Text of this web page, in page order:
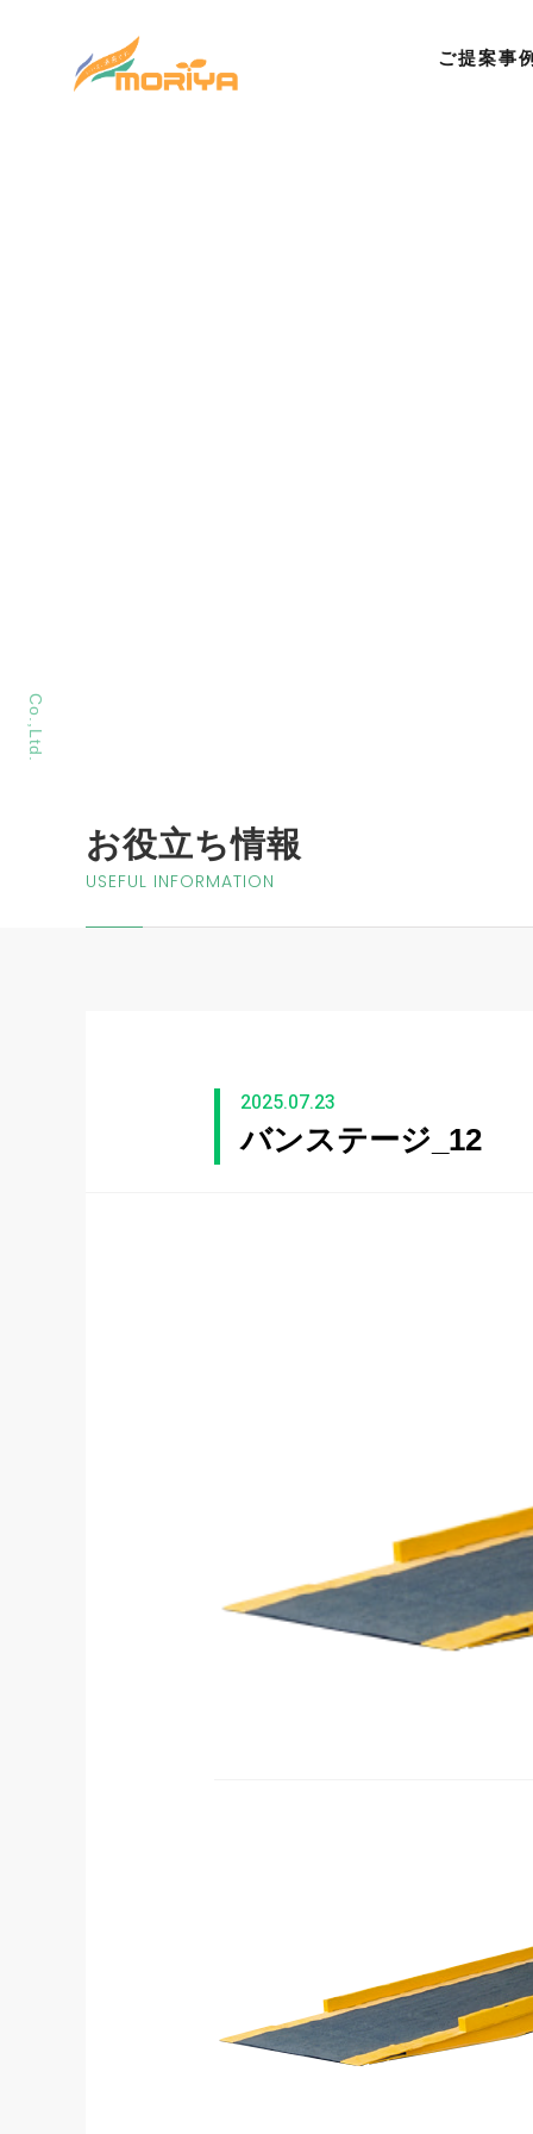
ご提案事
Co.,Ltd.
お役立ち情報
USEFUL INFORMATION
2025.07.23
バンステージ_12